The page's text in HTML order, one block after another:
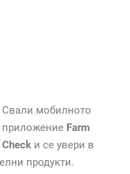
Свали мобилното
приложение Farm
Checkи се увери в
продукти.